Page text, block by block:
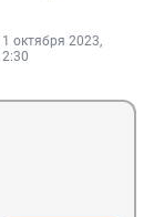
октября 2023,